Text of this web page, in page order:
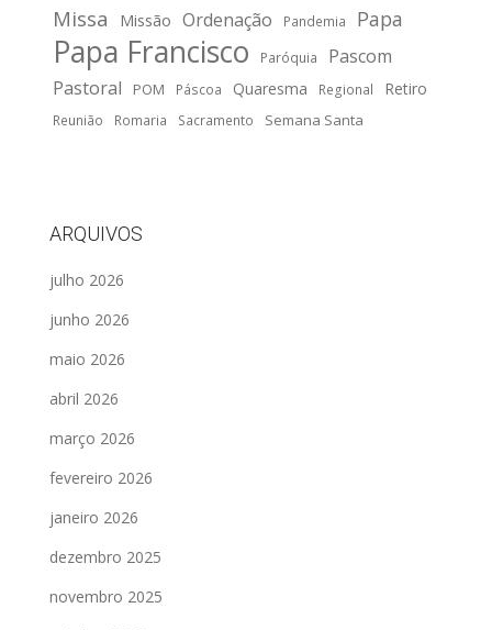
Missa Missão Ordenação Pandemia Papa
Papa Francisco Paróquia
Pascom
Pastoral
POM Páscoa Quaresma Regional Retiro
Reunião Romaria Sacramento Semana Santa
ARQUIVOS
julho 2026
junho 2026
maio 2026
abril 2026
março 2026
fevereiro 2026
janeiro 2026
dezembro 2025
novembro 2025